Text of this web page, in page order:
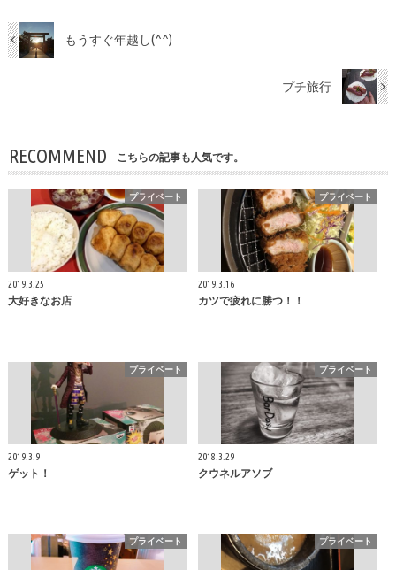
もうすぐ年越し(^^)
プチ旅行
RECOMMEND こちらの記事も人気です。
プライベート
2019.3.25
大好きなお店
プライベート
2019.3.16
カツで疲れに勝つ！！
プライベート
2019.3.9
ゲット！
プライベート
2018.3.29
クウネルアソブ
プライベート プライベート